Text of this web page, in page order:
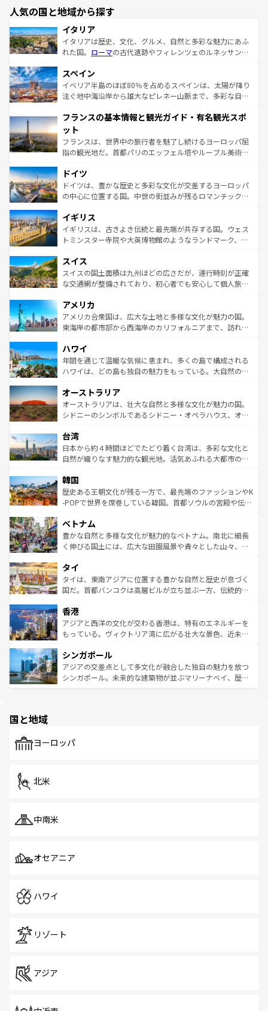
人気の国と地域から探す
イタリア
イタリアは歴史、文化、グルメ、自然と多彩な魅力にあふ
れた国。 ローマの古代遺跡やフィレンツェのルネッサンス
ろん、トスカーナの美しい田園風景やアマルフィ海岸の絶
景など、自然景観も見逃せない。観光の合間には、本場の
ピザやパスタなど、絶品のイタリア料理を堪能することも
ませてくれるイタリアで、忘れられない旅をしてみよう！
なお、新着のイタリア情報は
しい。
スペイン
イベリア半島のほぼ80％を占めるスペインは、太陽が降り
注ぐ地中海沿岸から雄大なピレネー山脈まで、多彩な自然
文化が根付くこの国では、情熱的なフラメンコ、熱気あふ
れる闘牛、そして美味しいタパスが生活の一部となってい
る。首都マドリードの洗練された雰囲気や、バルセロナの
アートに溢れた街角から、地方では古代ローマ遺跡や中世
せる。地方によって風土や気候が異なるスペインはその個
性で訪れる人を魅了する。 なお、新着のスペイン情報は コ
ンテンツ一覧を参照してほしい。
フランスの基本情報と観光ガイド・有名観光スポ
ット
フランスは、世界中の旅行者を魅了し続けるヨーロッパ屈
指の観光地だ。首都パリのエッフェル塔やルーブル美術館
で、幅広い魅力が詰まっている。華麗な宮殿、歴史的な大
聖堂、美しいビーチ、そして豊かな自然が、訪れる者を心
から魅了する。また、フランスは美食の国としても知ら
いる。シャンパンの発祥地であるランス、プロヴァンスの
香り高いラベンダー畑など、多彩な楽しみ方が可能だ。さ
らに、パリ以外の地域にも魅力が溢れており、どの街角に
れる地方に足を運ぶとそれぞれで全く異なる文化を体験で
きるだろう。 なお、新着のフランス情報はコンテンツ一覧
を参照してほしい。
ドイツ
ドイツは、豊かな歴史と多彩な文化が交差するヨーロッパ
の中心に位置する国。中世の街並みが残るロマンチック街
顔を持つこの国は、どこを歩いても飽きることがない。ベ
ルリンの文化的活気、バイエルン州のアルプスの絶景、そ
してライン川沿いのワイン畑といった風景は必見。ビール
は、お酒好きな人にはぜひ体験してほしい。 なお、新着の
ドイツ情報はコンテンツ一覧を参照してほしい。
イギリス
イギリスは、古きよき伝統と最先端が共存する国。ウェス
トミンスター寺院や大英博物館のようなランドマーク、歴
リアごとに異なる魅力がある。また、優雅なアフタヌーン
ティー、ビール好きにはたまらない英国パブ、サッカー観
戦など、本場だからこそできる体験も豊富。イギリスを旅
ンツ一覧を参照してほしい。
スイス
スイスの国土面積は九州ほどの広さだが、運行時刻が正確
な交通網が整備されており、初心者でも安心して個人旅行
の建物がそのまま残る町や、スイスならではのユニークな
博物館もあり、アルプス観光だけでなく町歩きも満喫する
ことができる。国民の所得が高いため物価も高いが、旅行
ば市内交通費無料で観光を楽しむこともできる。 なお、新
着のスイス情報はコンテンツ一覧 を参照してほしい。
アメリカ
アメリカ合衆国は、広大な土地と多様な文化が魅力の国。
東海岸の都市部から西海岸のカリフォルニアまで、訪れる
のような巨大都市は、観光、ショッピング、エンターテイ
ンメントが詰まった刺激的なスポットだ。一方、アメリカ
西部には大自然が広がり、グランドキャニオンやイエロー
部のニューオーリンズでは、音楽と美食が融合した独特の
文化が魅力。旅行者はアメリカの各地域で異なる魅力を楽
しみながら、その多様性と豊かな歴史を感じることができ
ならではの贅沢な旅のスタイルだ。 なお、新着のアメリカ
情報はコンテンツ一覧を参照してほしい。
ハワイ
年間を通じて温暖な気候に恵まれ、多くの島で構成される
ハワイは、どの島も独自の魅力をもっている。大自然の神
ワイ島は見逃せない。また、定番の観光地といえばオアフ
島だが、静かな自然を求めるならマウイ島やカウアイ島が
おすすめ。エメラルドグリーンに輝く海をはじめ、豊かな
れるおもてなしの心で訪れる人々を迎えてくれるハワイの
人々、おいしいローカルフードやハワイアンミュージッ
ク、伝統的なフラダンスなど、すべてがハワイの魅力を彩
ワイを、存分に味わってほしい。 なお、新着のハワイ情報
はコンテンツ一覧を参照してほしい。
オーストラリア
オーストラリアは、壮大な自然と多様な文化が魅力の国。
シドニーのシンボルであるシドニー・オペラハウス、オー
リアリーフや大陸中央部にそびえるウルル（エアーズロッ
ク）、タスマニアの美しい原生林やケアンズの熱帯雨林な
ど、見どころがたくさん。また、カフェやワイン、オージ
いる。アクティビティも充実しており、サーフィンやダイ
ビング、ハイキングなど、アウトドア好きにはたまらな
い。オーストラリアの多彩な魅力を存分に味わいつくそ
参照してほしい。
台湾
日本から約４時間ほどでたどり着く台湾は、多彩な文化と
自然が織りなす魅力的な観光地。活気あふれる大都市の台
ン）、静ひつな山岳地帯である台湾東部など、都市の喧騒
と山間の静けさが共存しており、訪れる人に新しい発見と
驚きをもたらしてくれる。また、奥深い台湾の食文化も魅
容にもいいと評判のスイーツなど、バラエティ豊かな料理
が味わえる。 なお、新着の台湾情報は コンテンツ一覧を参
照してほしい。
韓国
歴史ある王朝文化が残る一方で、最先端のファッションやK
-POPで世界を席巻している韓国。首都ソウルの宮殿や伝統
き、地方に足を延ばせば四季折々の自然美を楽しむことが
できる。そして、キムチや焼肉、絶品のストリートフード
まで、さまざまな韓国料理が待っている。夜には、韓国な
リティに包まれながら、韓国の多彩な魅力を心ゆくまで味
わってみてほしい。 なお、新着の韓国情報はコンテンツ一
覧を参照してほしい。
ベトナム
豊かな自然と多様な文化が魅力的なベトナム。南北に細長
く伸びる国土には、広大な田園風景や青々とした山々、世
急速な発展と共に伝統が息づく。ハノイの古い町並みやホ
ーチミン市のフランス統治時代の建物も、独特の雰囲気を
醸し出している。また、バラエティの豊かさとおいしさで
とつ。フォーやバインミー、ベトナムコーヒーなどは、ぜ
ひ現地で味わいたい。どの地域を訪れてもあたたかい人々
が旅行者を迎えてくれるので、きっと忘れられない旅にな
参照してほしい。
タイ
タイは、東南アジアに位置する豊かな自然と歴史が息づく
国だ。首都バンコクは高層ビルが立ち並ぶ一方、伝統的な
の活気が交差している。北部ではチェンマイなどの山岳地
帯で自然と触れ合い、南部ではプーケットやクラビの美し
いビーチでリゾート気分を楽しむことができる。タイ料理
激する。気候は一年中温暖で、どの季節にも異なる楽しみ
が待っている。親しみやすいタイの人々、仏教を中心とし
た文化、そして多様な観光資源が、訪れる旅人を魅了し続
香港
アジアと西洋の文化が交わる香港は、特有のエネルギーを
もっている。ヴィクトリア湾に広がる壮大な景色、近未来
み、どこを訪れても感動するはず。観光スポットが密集し
ており、効率よく見どころを回れるのも魅力。息をのむよ
うな絶景から文化的な体験まで、香港を存分に楽しみ尽く
シンガポール
アジアの交差点として多文化が融合した独自の魅力を放つ
シンガポール。未来的な建築物が並ぶマリーナベイ、歴史
で、ホーカーズは地元の風情を楽しめる外せないスポット
国と地域
ヨーロッパ
北米
中南米
オセアニア
ハワイ
リゾート
アジア